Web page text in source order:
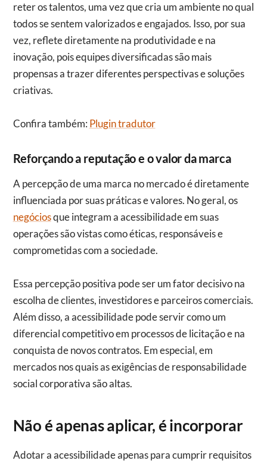
reter os talentos, uma vez que cria um ambiente no qual
todos se sentem valorizados e engajados. Isso, por sua
vez, reflete diretamente na produtividade e na
inovação, pois equipes diversificadas são mais
propensas a trazer diferentes perspectivas e soluções
criativas.
Confira também: Plugin tradutor
Reforçando a reputação e o valor da marca
A percepção de uma marca no mercado é diretamente
influenciada por suas práticas e valores. No geral, os
negóciosque integram a acessibilidade em suas
operações são vistas como éticas, responsáveis e
comprometidas com a sociedade.
Essa percepção positiva pode ser um fator decisivo na
escolha de clientes, investidores e parceiros comerciais.
Além disso, a acessibilidade pode servir como um
diferencial competitivo em processos de licitação e na
conquista de novos contratos. Em especial, em
mercados nos quais as exigências de responsabilidade
social corporativa são altas.
Não é apenas aplicar, é incorporar
Adotar a acessibilidade apenas para cumprir requisitos